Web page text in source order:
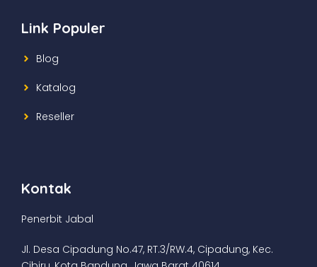
Link Populer
Blog
Katalog
Reseller
Kontak
Penerbit Jabal
Jl. Desa Cipadung No.47, RT.3/RW.4, Cipadung, Kec.